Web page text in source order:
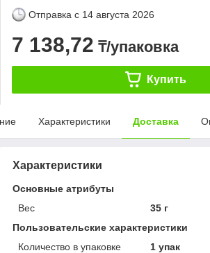
Отправка с 14 августа 2026
7 138,72 ₸/упаковка
Купить
Характеристики Доставка
Характеристики
Основные атрибуты
Вес
35 г
Пользовательские характеристики
Количество в упаковке
1 упак